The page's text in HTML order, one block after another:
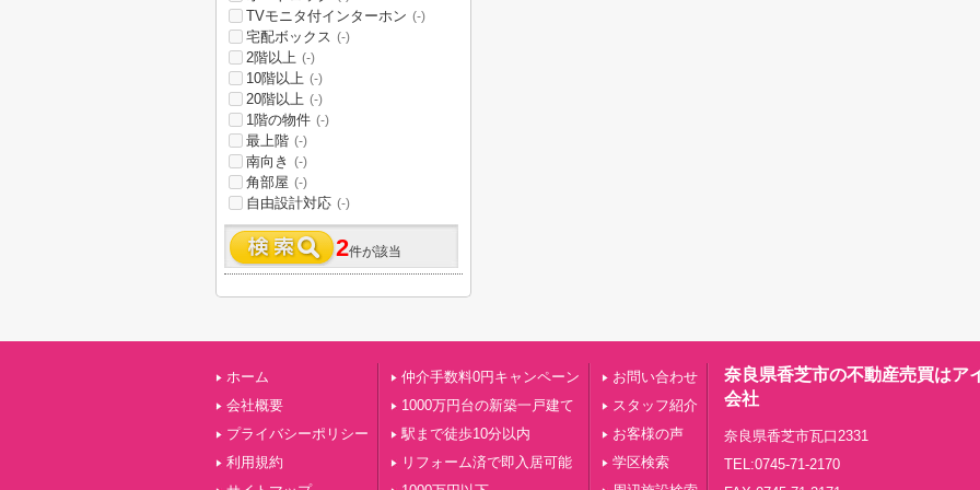
TVモニタ付インターホン (-)
宅配ボックス (-)
2階以上 (-)
10階以上 (-)
20階以上 (-)
1階の物件 (-)
最上階 (-)
南向き (-)
角部屋 (-)
自由設計対応 (-)
2件が該当
ホーム
会社概要
プライバシーポリシー
利用規約
仲介手数料0円キャンペーン
1000万円台の新築一戸建て
駅まで徒歩10分以内
リフォーム済で即入居可能
お問い合わせ
スタッフ紹介
お客様の声
学区検索
奈良県香芝市の不動産売買はア
会社
奈良県香芝市瓦口2331
TEL:0745-71-2170